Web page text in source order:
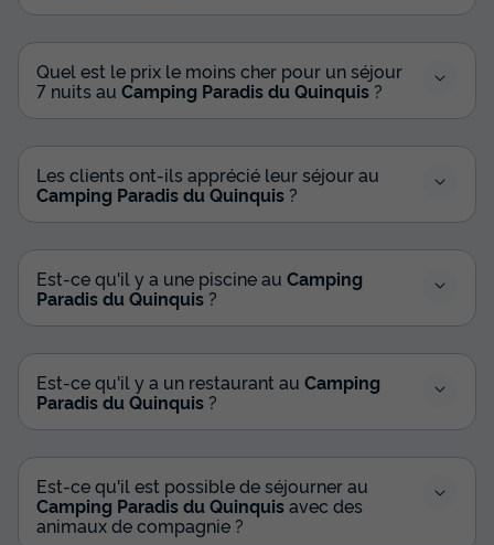
MOBILHOME 6 personnes - MH PREMIUM
Annulation gratuite
Adultes
MOBILHOME 6 personnes - MH PREMIUM 3 CHAMBRES 6
du19/09/2026au26/09/2026
Meilleur prix pour 7 nuits
Modifier les dates
289 €
Prix de comparaison
-10%
Voir les disponibilités
Quel est le prix le moins cher pour un séjour
7 nuits au Camping Paradis du Quinquis ?
Les clients ont-ils apprécié leur séjour au
Camping Paradis du Quinquis ?
Est-ce qu'il y a une piscine au Camping
Paradis du Quinquis ?
Est-ce qu'il y a un restaurant au Camping
Paradis du Quinquis ?
Est-ce qu'il est possible de séjourner au
Camping Paradis du Quinquisavec des
animaux de compagnie ?